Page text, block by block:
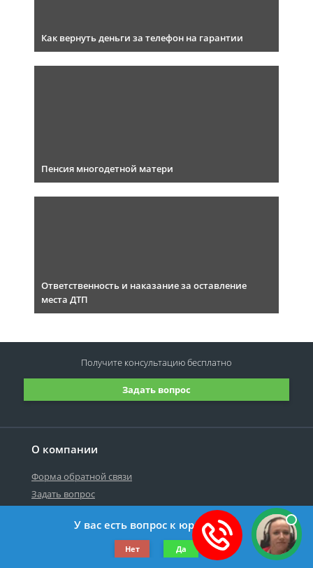
Как вернуть деньги за телефон на гарантии
Пенсия многодетной матери
Ответственность и наказание за оставление
места ДТП
О компании
Форма обратной связи
Задать вопрос
©2019-2026 Все права защищены.
Задать вопрос
Получите консультациюбесплатно
У вас есть вопрос к юристу?
Нет Да